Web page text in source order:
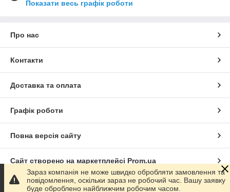
Показати весь графік роботи
Про нас
Контакти
Доставка та оплата
Графік роботи
Повна версія сайту
Сайт створено на маркетплейсі Prom.ua
Політика конфіденційності
Зараз компанія не може швидко обробляти замовлення та
повідомлення, оскільки зараз не робочий час. Вашу заявку
буде оброблено найближчим робочим часом.